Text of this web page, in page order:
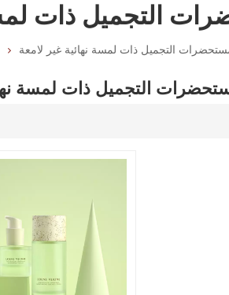
التجميل ذات
التجميل ذات لمسة نهائية غير لامعة
التجميل ذات لمسة